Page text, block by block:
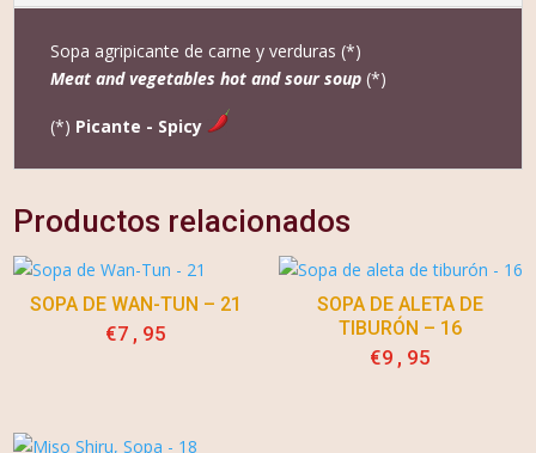
Sopa agripicante de carne y verduras (*)
Meat and vegetables hot and sour soup (*)
(*) Picante - Spicy
Productos relacionados
SOPA DE WAN-TUN – 21
€7,95
SOPA DE ALETA DE
TIBURÓN – 16
€9,95